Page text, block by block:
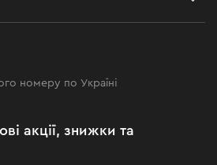
номеру по Україні
акції, знижки та